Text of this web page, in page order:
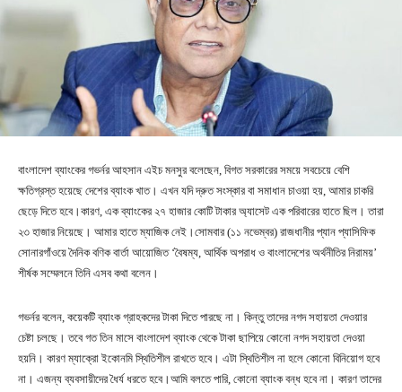
বাংলাদেশ ব্যাংকের গভর্নর আহসান এইচ মনসুর বলেছেন, বিগত সরকারের সময়ে সবচেয়ে বেশি
ক্ষতিগ্রস্ত হয়েছে দেশের ব্যাংক খাত। এখন যদি দ্রুত সংস্কার বা সমাধান চাওয়া হয়, আমার চাকরি
ছেড়ে দিতে হবে।কারণ, এক ব্যাংকের ২৭ হাজার কোটি টাকার অ্যাসেট এক পরিবারের হাতে ছিল। তারা
২৩ হাজার নিয়েছে। আমার হাতে ম্যাজিক নেই।সোমবার (১১ নভেম্বর) রাজধানীর প্যান প্যাসিফিক
সোনারগাঁওয়ে দৈনিক বণিক বার্তা আয়োজিত ‘বৈষম্য, আর্থিক অপরাধ ও বাংলাদেশের অর্থনীতির নিরাময়’
শীর্ষক সম্মেলনে তিনি এসব কথা বলেন।
গভর্নর বলেন, কয়েকটি ব্যাংক গ্রাহকদের টাকা দিতে পারছে না। কিন্তু তাদের নগদ সহায়তা দেওয়ার
চেষ্টা চলছে। তবে গত তিন মাসে বাংলাদেশ ব্যাংক থেকে টাকা ছাপিয়ে কোনো নগদ সহায়তা দেওয়া
হয়নি। কারণ ম্যাক্রো ইকোনমি স্থিতিশীল রাখতে হবে। এটা স্থিতিশীল না হলে কোনো বিনিয়োগ হবে
না। এজন্য ব্যবসায়ীদের ধৈর্য ধরতে হবে।আমি বলতে পারি, কোনো ব্যাংক বন্ধ হবে না। কারণ তাদের